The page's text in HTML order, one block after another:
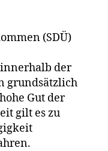
(SDÜ)
der
grundsätzlich
Gut der
gilt es zu